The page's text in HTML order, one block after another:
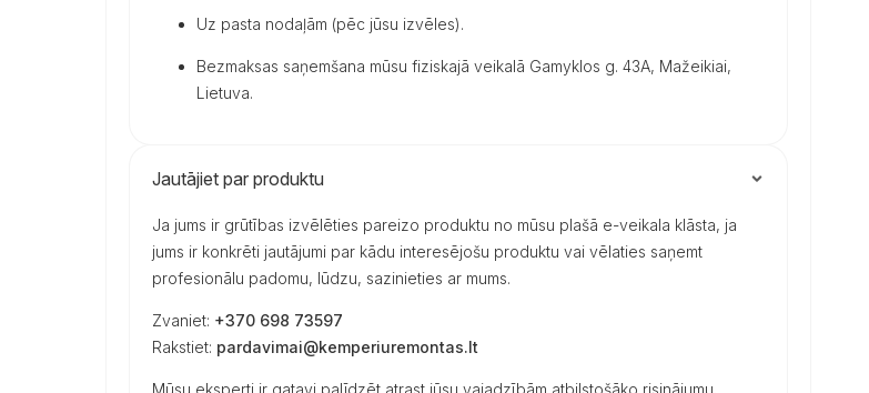
Uz pasta nodaļām (pēc jūsu izvēles).
Bezmaksas saņemšana mūsu fiziskajā veikalā Gamyklos g. 43A, Mažeikiai,
Lietuva.
Jautājiet par produktu
Ja jums ir grūtības izvēlēties pareizo produktu no mūsu plašā e-veikala klāsta, ja
jums ir konkrēti jautājumi par kādu interesējošu produktu vai vēlaties saņemt
profesionālu padomu, lūdzu, sazinieties ar mums.
Zvaniet: +370 698 73597
Rakstiet: pardavimai@kemperiuremontas.lt
Mūsu eksperti ir gatavi palīdzēt atrast jūsu vajadzībām atbilstošāko risinājumu.